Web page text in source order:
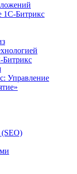
1С-Битрикс
Битрикс
Управление